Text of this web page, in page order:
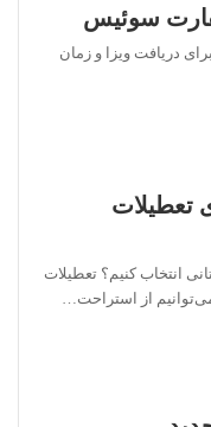
سوئیس
دریافت ویزا و زمان
تعطیلات
انتخاب کنیم؟ تعطیلات
از استراحت…